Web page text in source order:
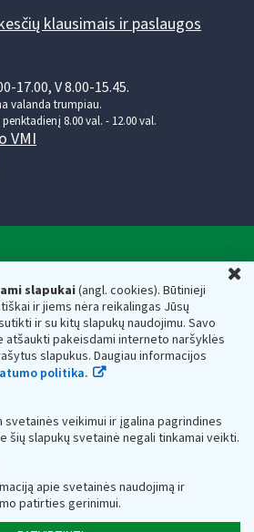
slapukai(angl. cookies). Būtinieji
ir jiems nėra reikalingas Jūsų
ir su kitų slapukų naudojimu. Savo
atšaukti pakeisdami interneto naršyklės
slapukus. Daugiau informacijos
politika.
svetainės veikimui ir įgalina pagrindines
šių slapukų svetainė negali tinkamai veikti.
apie svetainės naudojimą ir
patirties gerinimui.
klausimais ir paslaugos
17.00, V 8.00-15.45.
valanda trumpiau.
8.00 val. - 12.00 val.
VMI
ministerijos
asmens kodas — 188659752,
14, 01107 Vilnius, Lietuva, el.paštas:
dėžutės adresas 188659752
mokesčių inspekciją prie Lietuvos
kaupiami ir saugomi Juridinių